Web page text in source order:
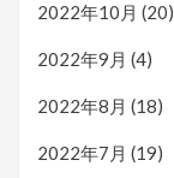
2022年10月 (20)
2022年9月 (4)
2022年8月 (18)
2022年7月 (19)